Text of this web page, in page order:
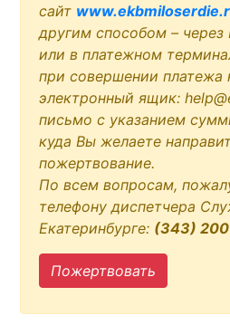
сайт
другим способом –
или в платежном
при совершении платежа
электронный ящик:
письмо с указанием
куда Вы желаете
пожертвование.
По всем вопросам,
телефону диспетчера
Екатеринбурге: (343)
Пожертвовать